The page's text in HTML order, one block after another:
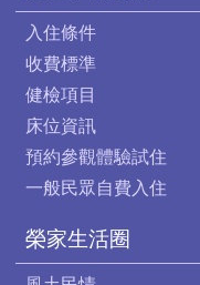
入住條件
收費標準
健檢項目
床位資訊
預約參觀體驗試住
一般民眾自費入住
榮家生活圈